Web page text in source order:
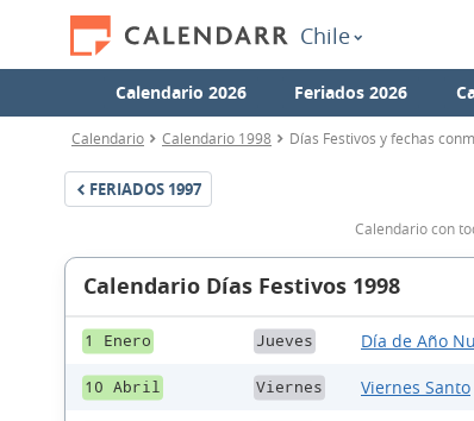
Chile
Calendario 2026 Feriados 2026
Calendario Calendario 1998 Días Festivos y fechas
FERIADOS 1997
Calendario con
Calendario Días Festivos 1998
1 Enero Jueves Día de Año
10 Abril Viernes Viernes Santo